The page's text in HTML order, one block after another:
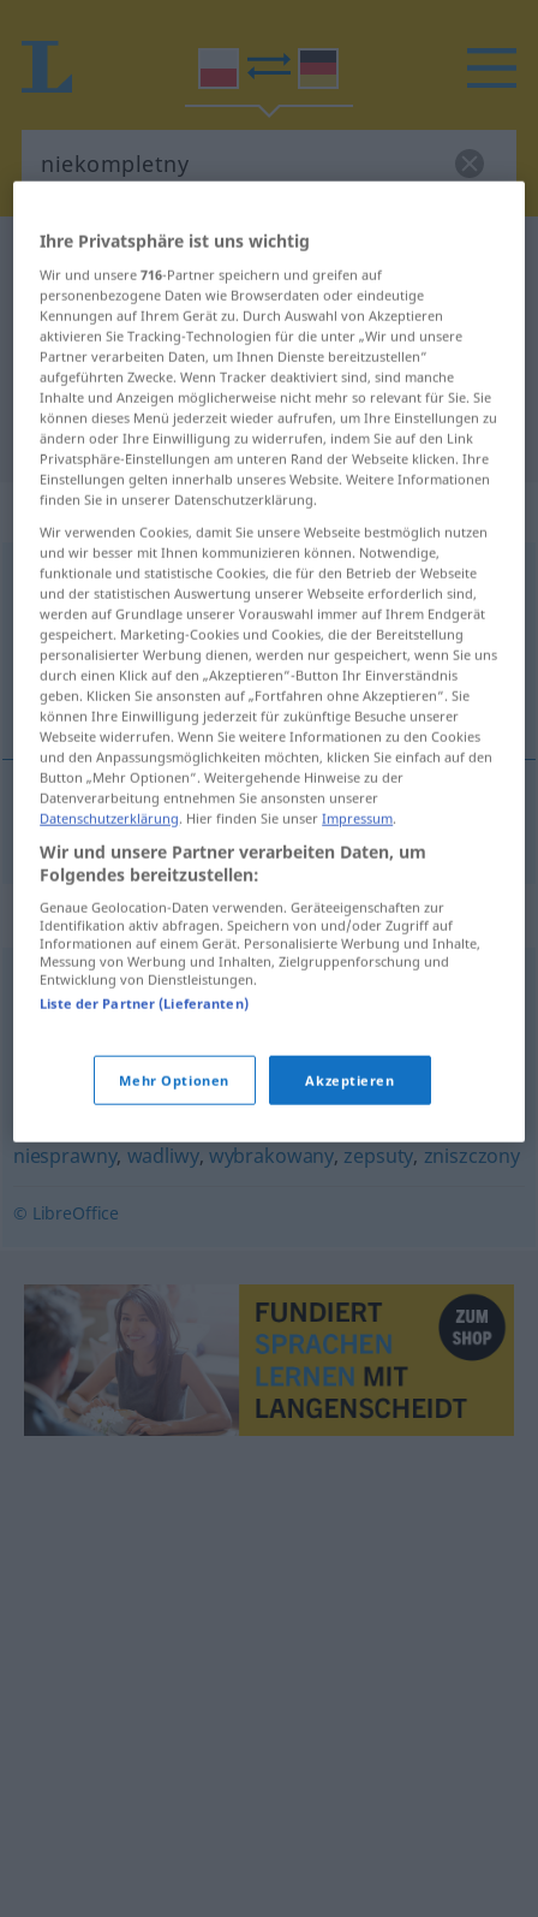
Polnisch-Deutsch Wörterbuch
Polnisch-Deutsch Übersetzung für
"niekompletny"
"niekompletny" Deutsch
Übersetzung
„niekompletny“
niekompletny
Übersicht aller Übersetzungen
(Für mehr Details die Übersetzung anklicken/antippen)
unvollständig
unvollständig niekompletny
Synonyme für "niekompletny"
częściowy,fragmentaryczny
niedokończony, niepełny
niesprawny, wadliwy, wybrakowany, zepsuty, zniszczony
© LibreOffice
Ihre Privatsphäre ist uns wichtig
Wir und unsere716-Partner speichern und greifen auf
personenbezogene Daten wie Browserdaten oder eindeutige
Kennungen auf Ihrem Gerät zu. Durch Auswahl von Akzeptieren
aktivieren Sie Tracking-Technologien für die unter „Wir und unsere
Partner verarbeiten Daten, um Ihnen Dienste bereitzustellen“
aufgeführten Zwecke. Wenn Tracker deaktiviert sind, sind manche
Inhalte und Anzeigen möglicherweise nicht mehr so relevant für Sie. Sie
können dieses Menü jederzeit wieder aufrufen, um Ihre Einstellungen zu
ändern oder Ihre Einwilligung zu widerrufen, indem Sie auf den Link
Privatsphäre-Einstellungen am unteren Rand der Webseite klicken. Ihre
Einstellungen gelten innerhalb unseres Website. Weitere Informationen
finden Sie in unserer Datenschutzerklärung.
Wir verwenden Cookies, damit Sie unsere Webseite bestmöglich nutzen
und wir besser mit Ihnen kommunizieren können. Notwendige,
funktionale und statistische Cookies, die für den Betrieb der Webseite
und der statistischen Auswertung unserer Webseite erforderlich sind,
werden auf Grundlage unserer Vorauswahl immer auf Ihrem Endgerät
gespeichert. Marketing-Cookies und Cookies, die der Bereitstellung
personalisierter Werbung dienen, werden nur gespeichert, wenn Sie uns
durch einen Klick auf den „Akzeptieren“-Button Ihr Einverständnis
geben. Klicken Sie ansonsten auf „Fortfahren ohne Akzeptieren“. Sie
können Ihre Einwilligung jederzeit für zukünftige Besuche unserer
Webseite widerrufen. Wenn Sie weitere Informationen zu den Cookies
und den Anpassungsmöglichkeiten möchten, klicken Sie einfach auf den
Button „Mehr Optionen“. Weitergehende Hinweise zu der
Datenverarbeitung entnehmen Sie ansonsten unserer
Datenschutzerklärung. Hier finden Sie unserImpressum.
Wir und unsere Partner verarbeiten Daten, um
Folgendes bereitzustellen:
Genaue Geolocation-Daten verwenden. Geräteeigenschaften zur
Identifikation aktiv abfragen. Speichern von und/oder Zugriff auf
Informationen auf einem Gerät. Personalisierte Werbung und Inhalte,
Messung von Werbung und Inhalten, Zielgruppenforschung und
Entwicklung von Dienstleistungen.
Liste der Partner (Lieferanten)
Mehr Optionen Akzeptieren